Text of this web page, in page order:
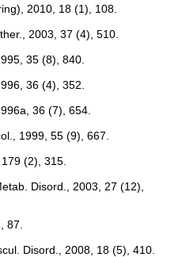
2010, 18 (1), 108.
2003, 37 (4), 510.
35 (8), 840.
36 (4), 352.
36 (7), 654.
1999, 55 (9), 667.
(2), 315.
Disord., 2003, 27 (12),
87.
Disord., 2008, 18 (5), 410.